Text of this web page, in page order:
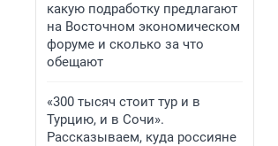
какую подработку предлагают
на Восточном экономическом
форуме и сколько за что
обещают
«300 тысяч стоит тур и в
Турцию, и в Сочи».
Рассказываем, куда россияне